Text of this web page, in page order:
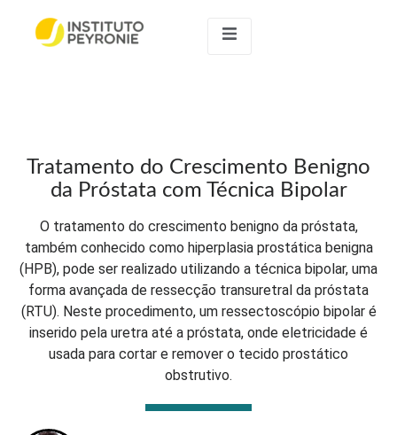
Tratamento do Crescimento Benigno
da Próstata com Técnica Bipolar
O tratamento do crescimento benigno da próstata,
também conhecido como hiperplasia prostática benigna
(HPB), pode ser realizado utilizando a técnica bipolar, uma
forma avançada de ressecção transuretral da próstata
(RTU). Neste procedimento, um ressectoscópio bipolar é
inserido pela uretra até a próstata, onde eletricidade é
usada para cortar e remover o tecido prostático
obstrutivo.